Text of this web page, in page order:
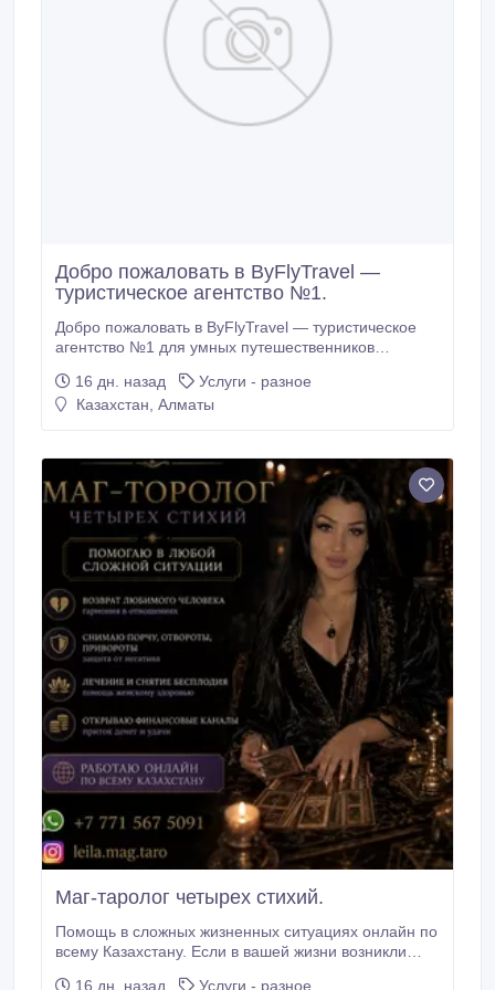
Добро пожаловать в ByFlyTravel —
туристическое агентство №1.
Добро пожаловать в ByFlyTravel — туристическое
агентство №1 для умных путешественников
переплат, спешки и лишней суеты? Цены в 2–2.5
раза ниже! Мы знаем, как находить премиальные
16 дн. назад
Услуги - разное
Казахстан, Алматы
Маг-таролог четырех стихий.
Помощь в сложных жизненных ситуациях онлайн по
всему Казахстану. Если в вашей жизни возникли
16 дн. назад
Услуги - разное